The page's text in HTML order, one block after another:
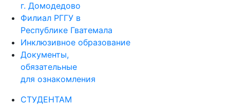
г. Домодедово
Филиал РГГУ в
Республике Гватемала
Инклюзивное образование
Документы,
обязательные
для ознакомления
СТУДЕНТАМ